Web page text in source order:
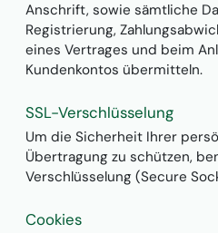
Anschrift, sowie sämtliche
Registrierung,
eines Vertrages und beim
Kundenkontos übermitteln.
SSL-Verschlüsselung
Um die Sicherheit Ihrer
Übertragung zu schützen,
Verschlüsselung (Secure
Cookies